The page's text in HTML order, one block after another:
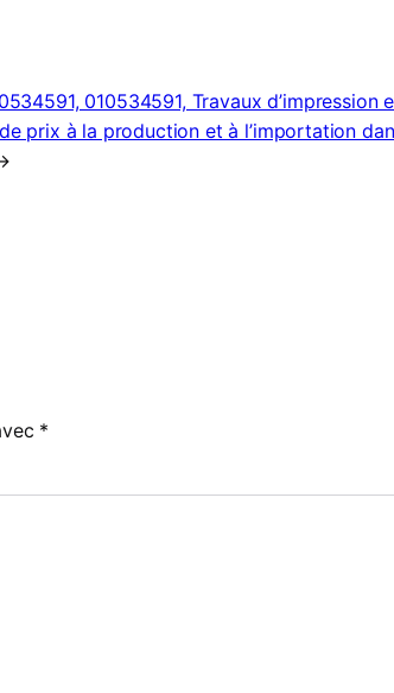
010534591, Travaux d’impression
prix à la production et à l’importation
*